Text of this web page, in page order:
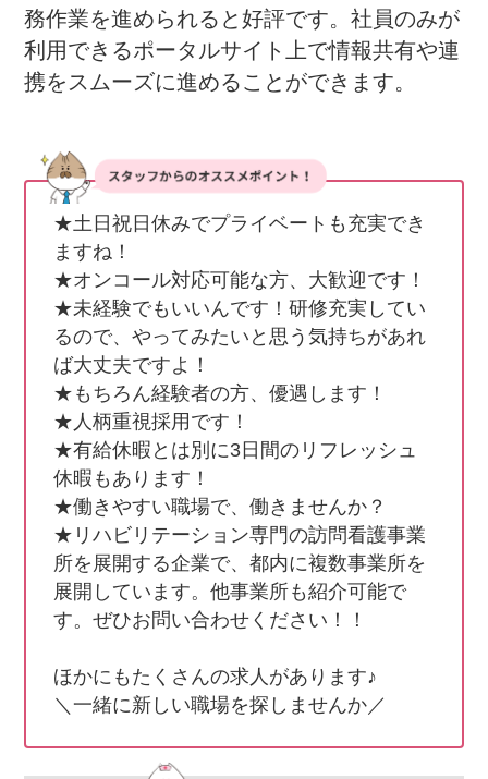
務作業を進められると好評です。社員のみが
利用できるポータルサイト上で情報共有や連
携をスムーズに進めることができます。
★土日祝日休みでプライベートも充実でき
ますね！
★オンコール対応可能な方、大歓迎です！
★未経験でもいいんです！研修充実してい
るので、やってみたいと思う気持ちがあれ
ば大丈夫ですよ！
★もちろん経験者の方、優遇します！
★人柄重視採用です！
★有給休暇とは別に3日間のリフレッシュ
休暇もあります！
★働きやすい職場で、働きませんか？
★リハビリテーション専門の訪問看護事業
所を展開する企業で、都内に複数事業所を
展開しています。他事業所も紹介可能で
す。ぜひお問い合わせください！！
ほかにもたくさんの求人があります♪
＼一緒に新しい職場を探しませんか／